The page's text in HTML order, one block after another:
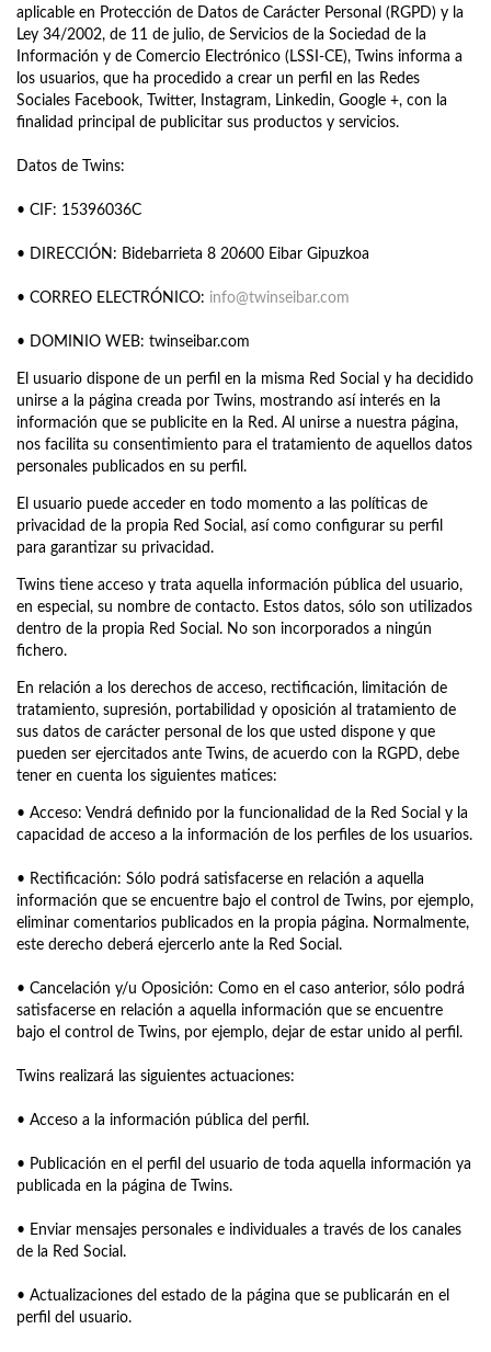
aplicable en Protección de Datos de Carácter Personal (RGPD) y la
Ley 34/2002, de 11 de julio, de Servicios de la Sociedad de la
Información y de Comercio Electrónico (LSSI-CE), Twins informa a
los usuarios, que ha procedido a crear un perfil en las Redes
Sociales Facebook, Twitter, Instagram, Linkedin, Google +, con la
finalidad principal de publicitar sus productos y servicios.
Datos de Twins:
• CIF: 15396036C
• DIRECCIÓN: Bidebarrieta 8 20600 Eibar Gipuzkoa
• CORREO ELECTRÓNICO: info@twinseibar.com
• DOMINIO WEB: twinseibar.com
El usuario dispone de un perfil en la misma Red Social y ha decidido
unirse a la página creada por Twins, mostrando así interés en la
información que se publicite en la Red. Al unirse a nuestra página,
nos facilita su consentimiento para el tratamiento de aquellos datos
personales publicados en su perfil.
El usuario puede acceder en todo momento a las políticas de
privacidad de la propia Red Social, así como configurar su perfil
para garantizar su privacidad.
Twins tiene acceso y trata aquella información pública del usuario,
en especial, su nombre de contacto. Estos datos, sólo son utilizados
dentro de la propia Red Social. No son incorporados a ningún
fichero.
En relación a los derechos de acceso, rectificación, limitación de
tratamiento, supresión, portabilidad y oposición al tratamiento de
sus datos de carácter personal de los que usted dispone y que
pueden ser ejercitados ante Twins, de acuerdo con la RGPD, debe
tener en cuenta los siguientes matices:
• Acceso: Vendrá definido por la funcionalidad de la Red Social y la
capacidad de acceso a la información de los perfiles de los usuarios.
• Rectificación: Sólo podrá satisfacerse en relación a aquella
información que se encuentre bajo el control de Twins, por ejemplo,
eliminar comentarios publicados en la propia página. Normalmente,
este derecho deberá ejercerlo ante la Red Social.
• Cancelación y/u Oposición: Como en el caso anterior, sólo podrá
satisfacerse en relación a aquella información que se encuentre
bajo el control de Twins, por ejemplo, dejar de estar unido al perfil.
Twins realizará las siguientes actuaciones:
• Acceso a la información pública del perfil.
• Publicación en el perfil del usuario de toda aquella información ya
publicada en la página de Twins.
• Enviar mensajes personales e individuales a través de los canales
de la Red Social.
• Actualizaciones del estado de la página que se publicarán en el
perfil del usuario.